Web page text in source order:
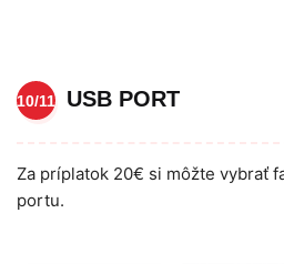
10/11 USB PORT
Za príplatok 20€ si môžte vybrať
portu.